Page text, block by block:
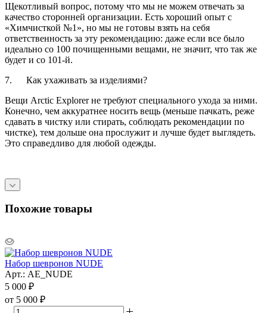
Щекотливый вопрос, потому что мы не можем отвечать за
качество сторонней организации. Есть хороший опыт с
«Химчисткой №1», но мы не готовы взять на себя
ответственность за эту рекомендацию: даже если все было
идеально со 100 почищенными вещами, не значит, что так же
будет и со 101-й.
7. Как ухаживать за изделиями?
Вещи Arctic Explorer не требуют специального ухода за ними.
Конечно, чем аккуратнее носить вещь (меньше пачкать, реже
сдавать в чистку или стирать, соблюдать рекомендации по
чистке), тем дольше она прослужит и лучше будет выглядеть.
Это справедливо для любой одежды.
Похожие товары
Набор шевронов NUDE
Арт.: AE_NUDE
5 000 ₽
от 5 000 ₽